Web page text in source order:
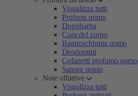
Visualizza tutti
Profumi uomo
Dopobarba
Cura del corpo
Bagnoschiuma uomo
Deodoranti
Cofanetti profumo uomo
Saponi uomo
Note olfattive
Visualizza tutti